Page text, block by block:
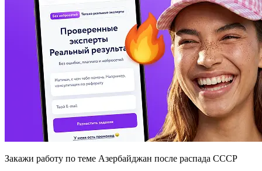
Закажи работу по теме Азербайджан после распада СССР